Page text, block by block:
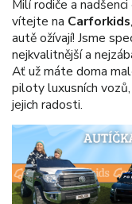
Milí rodiče a
vítejte na Carforkids
autě ožívají! Jsme
nejkvalitnější a
Ať už máte doma
piloty luxusních
jejich radosti.